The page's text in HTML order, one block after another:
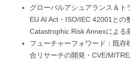
グローバルアシュアランス＆ト
EU AI Act・ISO/IEC 42001との
Catastrophic Risk Annexによる
フューチャーフォワード：既存
合リサーチの開発・CVE/